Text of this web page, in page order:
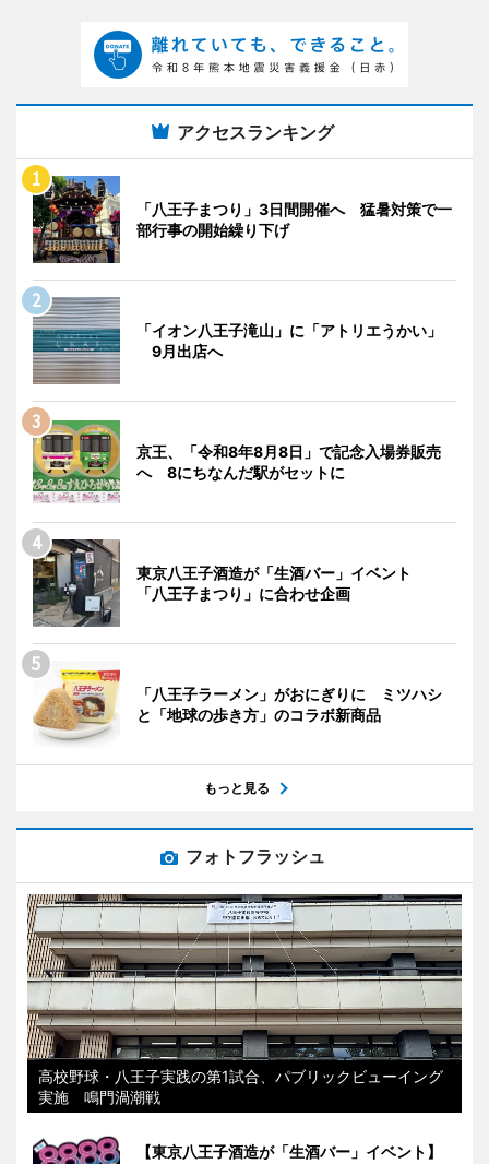
アクセスランキング
「八王子まつり」3日間開催へ 猛暑対策で一
部行事の開始繰り下げ
「イオン八王子滝山」に「アトリエうかい」
9月出店へ
京王、「令和8年8月8日」で記念入場券販売
へ 8にちなんだ駅がセットに
東京八王子酒造が「生酒バー」イベント
「八王子まつり」に合わせ企画
「八王子ラーメン」がおにぎりに ミツハシ
と「地球の歩き方」のコラボ新商品
もっと見る
フォトフラッシュ
高校野球・八王子実践の第1試合、パブリックビューイング
実施 鳴門渦潮戦
【東京八王子酒造が「生酒バー」イベント】